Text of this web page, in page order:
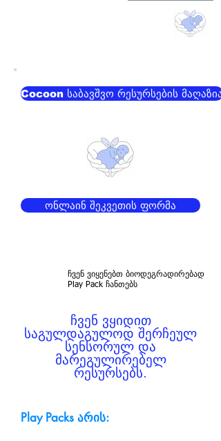
Cocoon საბავშვო რესურსების მაღაზია
ონლაინ შეკვეთის ფორმა
ჩვენ ვიყენებთ ბიოდეგრადირებად
Play Pack ჩანთებს
ჩვენ ვყიდით
საგულდაგულოდ შერჩეულ
სენსორულ და
მარეგულირებელ
რესურსებს.
Play Packs არის: